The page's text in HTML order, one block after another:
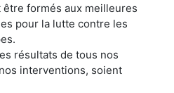
formés aux meilleures
pour la lutte contre les
résultats de tous nos
interventions, soient